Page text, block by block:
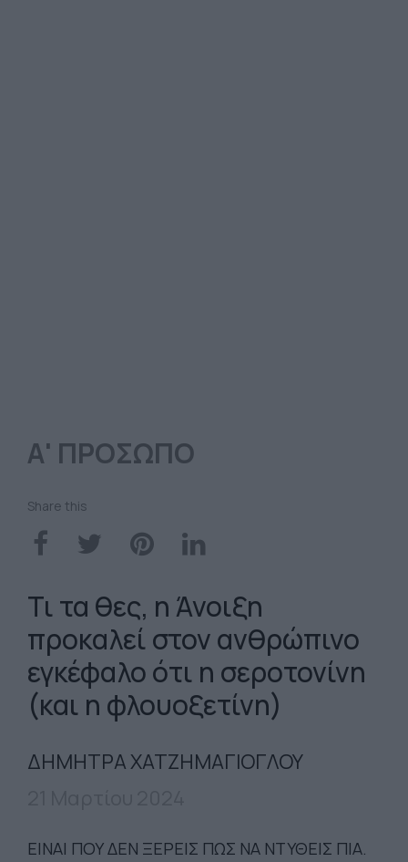
Α' ΠΡΟΣΩΠΟ
Share this
Τι τα θες, η Άνοιξη
προκαλεί στον ανθρώπινο
εγκέφαλο ότι η σεροτονίνη
(και η φλουοξετίνη)
ΔΗΜΗΤΡΑ ΧΑΤΖΗΜΑΓΙΟΓΛΟΥ
ΕΙΝΑΙ ΠΟΥ ΔΕΝ ΞΕΡΕΙΣ ΠΩΣ ΝΑ ΝΤΥΘΕΙΣ ΠΙΑ.